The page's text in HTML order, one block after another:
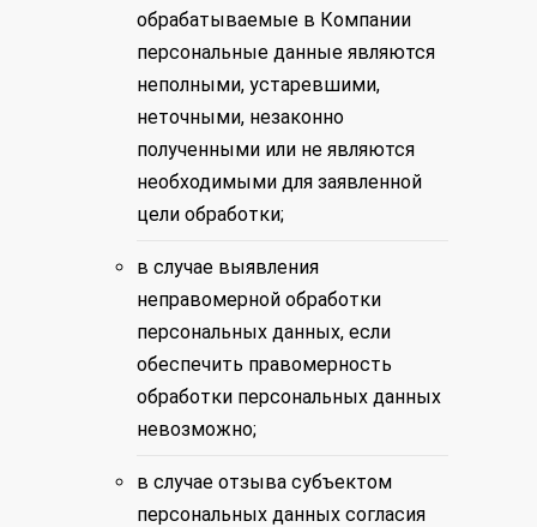
обрабатываемые в Компании
персональные данные являются
неполными, устаревшими,
неточными, незаконно
полученными или не являются
необходимыми для заявленной
цели обработки;
в случае выявления
неправомерной обработки
персональных данных, если
обеспечить правомерность
обработки персональных данных
невозможно;
в случае отзыва субъектом
персональных данных согласия